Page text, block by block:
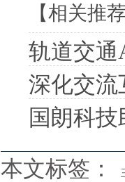
【相关推
轨道交通
深化交流互
国朗科技
本文标签：